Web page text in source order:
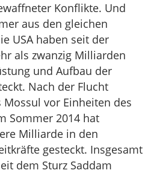
Konflikte. Und
aus den gleichen
USA haben seit der
als zwanzig Milliarden
und Aufbau der
Nach der Flucht
vor Einheiten des
Sommer 2014 hat
Milliarde in den
gesteckt. Insgesamt
dem Sturz Saddam